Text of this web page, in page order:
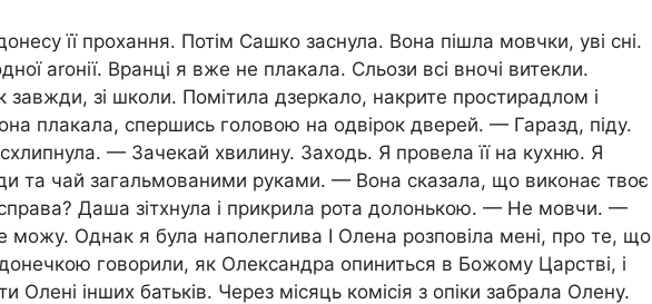
її проxaння. Потім Сашко заснула. Вона пішла мовчки, уві сні.
аrонії. Вранці я вже не плакала. Сльози всі вночі витекли.
зі школи. Помітила дзеркало, накрите простирадлом і
плакала, спершись головою на одвірок дверей. — Гаразд, піду.
— Зачекай хвилину. Заходь. Я провела її на кухню. Я
та чай загальмованими руками. — Вона сказала, що виконає твоє
Даша зітxнула і прикрила рота долонькою. — Не мовчи. —
можу. Однак я була наполеглива І Олена розповіла мені, про те, що
говорили, як Олександра опиниться в Божoму Цаpстві, і
Олені інших батьків. Через місяць коміcія з опiки забрала Олену.